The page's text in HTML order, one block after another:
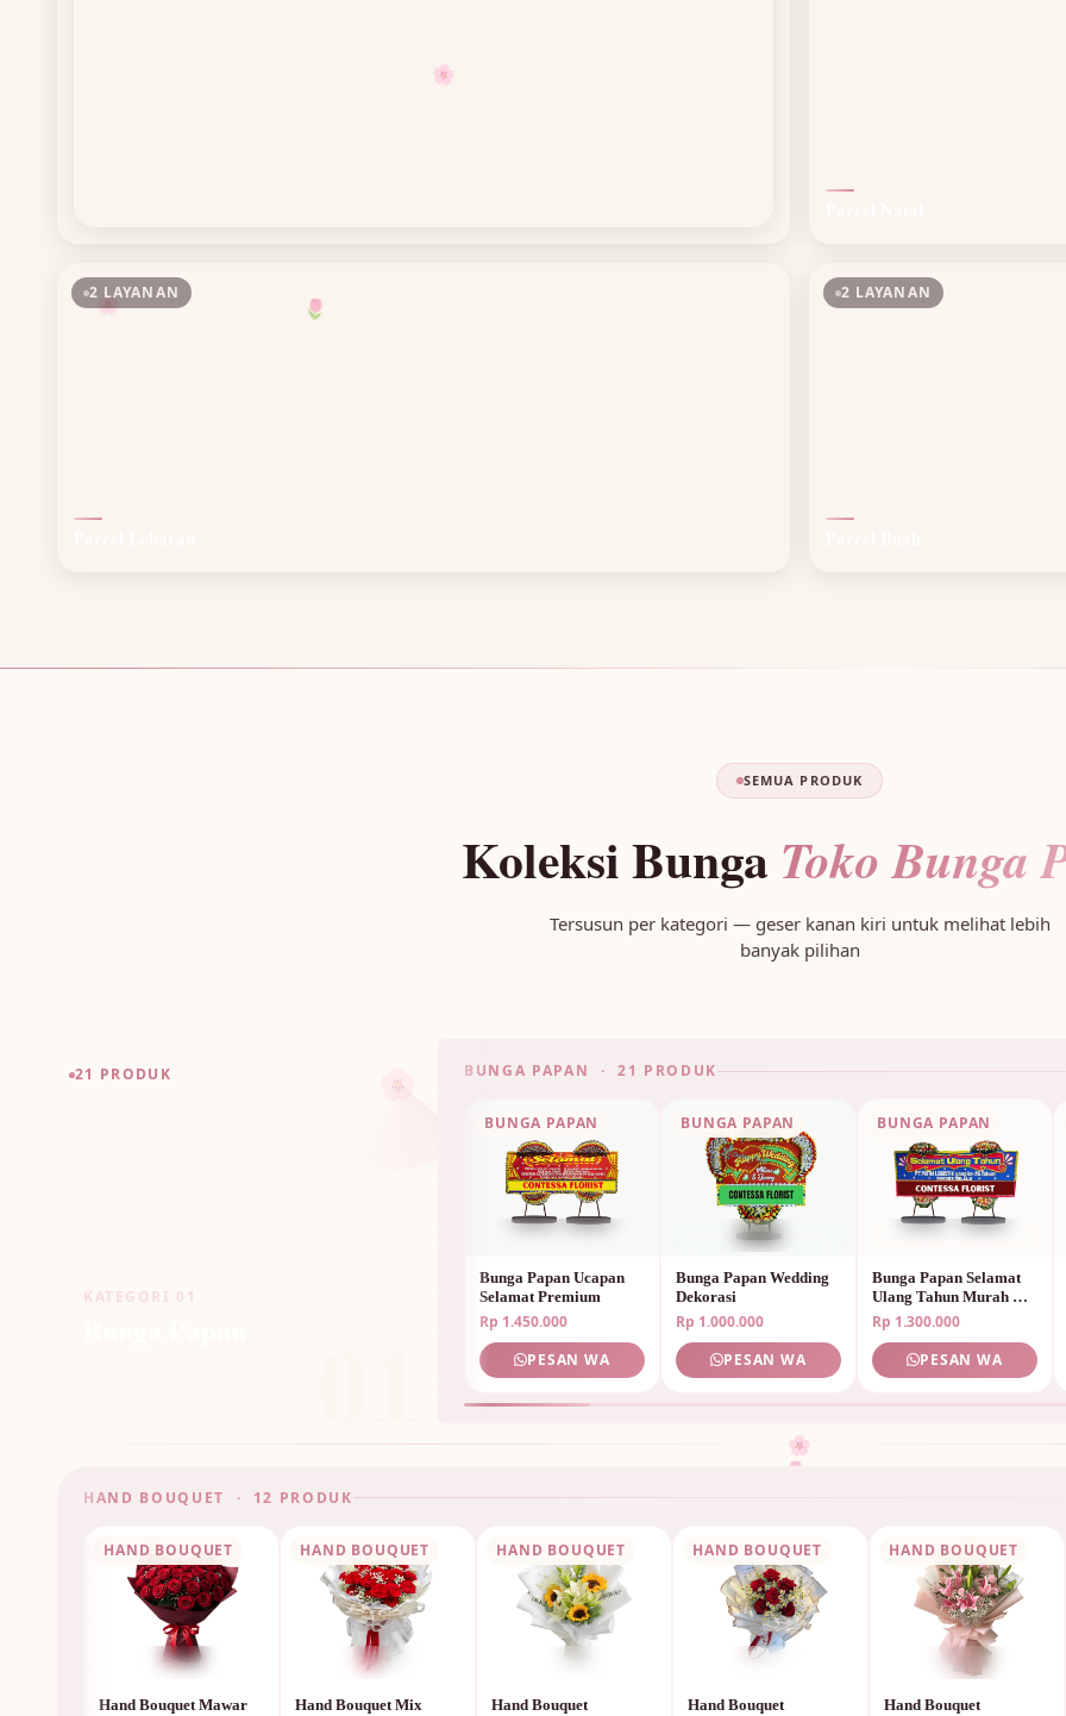
🌸
🌷
🌸
2 LAYANAN 2 LAYANAN
🌷
SEMUA PRODUK
Koleksi Bunga Toko Bunga
Tersusun per kategori — geser kanan kiri untuk melihat lebih
banyak pilihan
21 PRODUK 🌸
KATEGORI 01
BUNGA PAPAN · 21 PRODUK
BUNGA PAPAN
Bunga Papan Ucapan
Selamat Premium
Rp 1.450.000
PESAN WA
BUNGA PAPAN
Bunga Papan Wedding
Dekorasi
Rp 1.000.000
PESAN WA
BUNGA PAPAN
Bunga Papan Selamat
Ulang Tahun Murah &
Unik
Rp 1.300.000
PESAN WA
🌸
HAND BOUQUET · 12 PRODUK
HAND BOUQUET
Hand Bouquet Mawar
HAND BOUQUET
Hand Bouquet Mix
HAND BOUQUET
Hand Bouquet
HAND BOUQUET
Hand Bouquet
HAND BOUQUET
Hand Bouquet